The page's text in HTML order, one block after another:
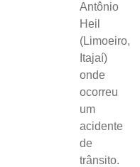
Antônio
Heil
(Limoeiro,
Itajaí)
onde
ocorreu
um
acidente
de
trânsito.